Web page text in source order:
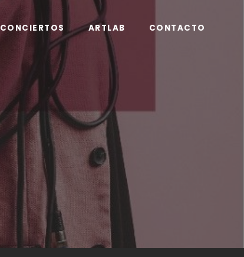
CONCIERTOS ARTLAB CONTACTO